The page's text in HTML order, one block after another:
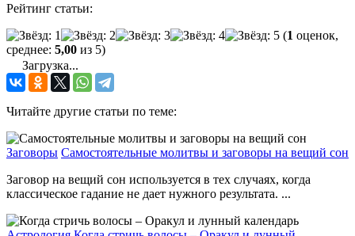
Рейтинг статьи:
(1 оценок,
среднее: 5,00 из 5)
Загрузка...
Читайте другие статьи по теме:
Заговоры Самостоятельные молитвы и заговоры на вещий сон
Заговор на вещий сон используется в тех случаях, когда
классическое гадание не дает нужного результата. ...